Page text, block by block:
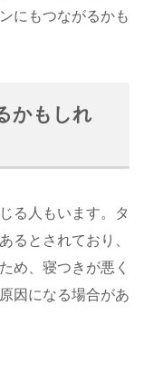
にもつながるかも
かもしれ
る人もいます。タ
るとされており、
め、寝つきが悪く
因になる場合があ